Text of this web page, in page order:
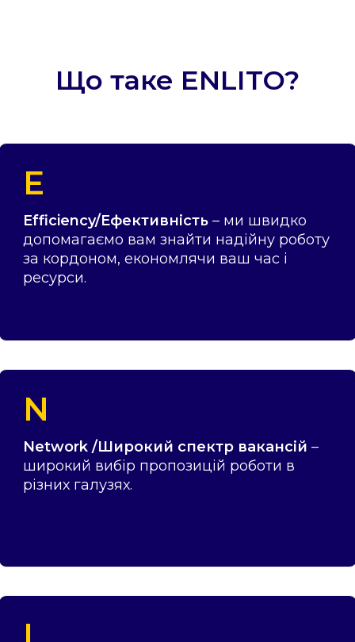
Що таке ENLITO?
E
Efficiency/Ефективність– ми швидко
допомагаємо вам знайти надійну роботу
за кордоном, економлячи ваш час і
ресурси.
N
Network /Широкий спектр вакансій –
широкий вибір пропозицій роботи в
різних галузях.